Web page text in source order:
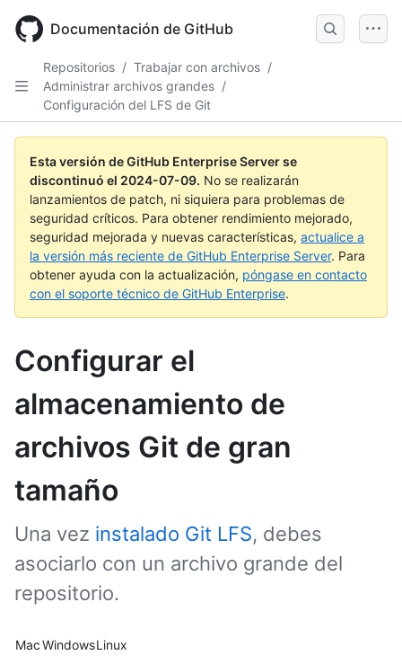
main
Documentación de GitHub
Repositorios / Trabajar con archivos /
Administrar archivos grandes /
Configuración del LFS de Git
Esta versión de GitHub Enterprise Server se
discontinuó el 2024-07-09. No se realizarán
lanzamientos de patch, ni siquiera para problemas de
seguridad críticos. Para obtener rendimiento mejorado,
seguridad mejorada y nuevas características, actualice a
la versión más reciente de GitHub Enterprise Server. Para
obtener ayuda con la actualización, póngase en contacto
con el soporte técnico de GitHub Enterprise.
Configurar el
almacenamiento de
archivos Git de gran
tamaño
Una vez instalado Git LFS, debes
asociarlo con un archivo grande del
repositorio.
Platform navigation
MacWindowsLinux